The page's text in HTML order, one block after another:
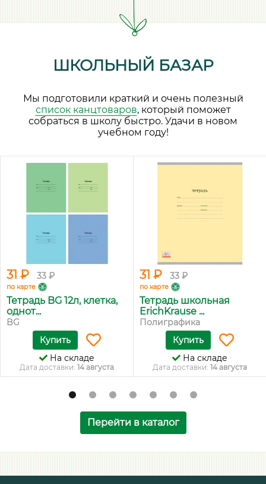
ШКОЛЬНЫЙ БАЗАР
Мы подготовили краткий и очень полезный
список канцтоваров, который поможет
собраться в школу быстро. Удачи в новом
учебном году!
31 ₽ 33 ₽
по карте
Тетрадь BG 12л, клетка,
однот...
BG
Купить
На складе
Дата доставки: 14 августа
31 ₽ 33 ₽
по карте
Тетрадь школьная
ErichKrause ...
Полиграфика
Купить
На складе
Дата доставки: 14 августа
Перейти в каталог